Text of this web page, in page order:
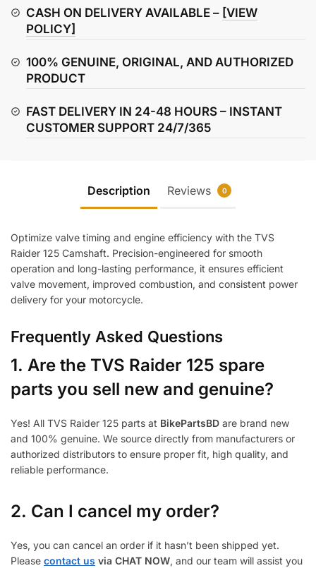
CASH ON DELIVERY AVAILABLE – [VIEW
POLICY]
100% GENUINE, ORIGINAL, AND AUTHORIZED
PRODUCT
FAST DELIVERY IN 24-48 HOURS – INSTANT
CUSTOMER SUPPORT 24/7/365
Description Reviews 0
Optimize valve timing and engine efficiency with the TVS
Raider 125 Camshaft. Precision-engineered for smooth
operation and long-lasting performance, it ensures efficient
valve movement, improved combustion, and consistent power
delivery for your motorcycle.
Frequently Asked Questions
1. Are the TVS Raider 125 spare
parts you sell new and genuine?
Yes! All TVS Raider 125 parts at BikePartsBD are brand new
and 100% genuine. We source directly from manufacturers or
authorized distributors to ensure proper fit, high quality, and
reliable performance.
2. Can I cancel my order?
Yes, you can cancel an order if it hasn’t been shipped yet.
Please contact us via CHAT NOW, and our team will assist you